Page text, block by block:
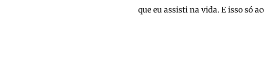
que eu assisti na vida. E isso só